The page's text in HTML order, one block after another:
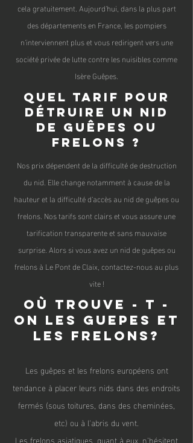
cela gratuitement. Aujourd'hui, dans la plus part
des départements en France, les pompiers
n'interviennent plus et vous redirigent vers une
société privée de lutte contre les nuisibles comme
Isère Guêpes.
Quel tarif pour
détruire un nid
de guêpes ou
frelons ?
Nos prix dépendent de la difficulté de destruction
du nid. Elle change notamment à cause de la
hauteur et la difficulté d'accès au nid de guêpes ou
frelons. Nos tarifs sont clairs et vous assure une
tarification transparente et sans mauvaise
surprise. Alors si vous avez un nid de guêpes ou
frelons à Le Pont de Claix, contactez-nous au plus
vite !
Où trouve - t -
on les guepes et
les frelons?
Les guêpes et les frelons européens ont
tendance à placer leurs nids dans des endroits
fermés (sous toitures, dans des cheminées,
etc) ou à l'abris du vent.
Les frelons asiatiques, quant à eux, n’hésitent